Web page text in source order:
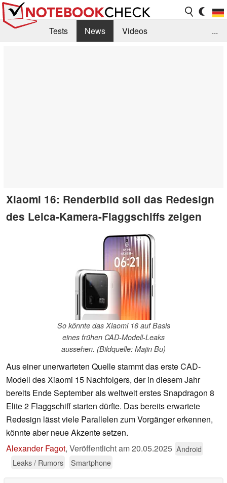
Tests News
Videos
...
Xiaomi 16: Renderbild soll das Redesign
des Leica-Kamera-Flaggschiffs zeigen
So könnte das Xiaomi 16 auf Basis
eines frühen CAD-Modell-Leaks
aussehen. (Bildquelle: Majin Bu)
Aus einer unerwarteten Quelle stammt das erste CAD-
Modell des Xiaomi 15 Nachfolgers, der in diesem Jahr
bereits Ende September als weltweit erstes Snapdragon 8
Elite 2 Flaggschiff starten dürfte. Das bereits erwartete
Redesign lässt viele Parallelen zum Vorgänger erkennen,
könnte aber neue Akzente setzen.
Alexander Fagot, Veröffentlicht am20.05.2025 Android
Leaks / Rumors
Smartphone